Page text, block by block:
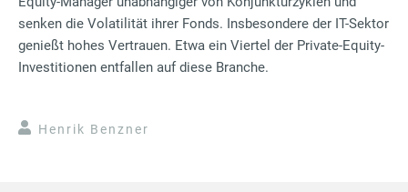
senken die Volatilität ihrer Fonds. Insbesondere der IT-Sektor
genießt hohes Vertrauen. Etwa ein Viertel der Private-Equity-
Investitionen entfallen auf diese Branche.
Henrik Benzner